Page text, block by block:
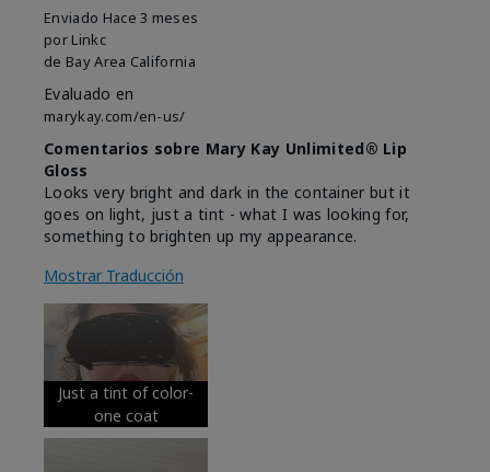
Enviado Hace 3 meses
por Linkc
de Bay Area California
Evaluado en
marykay.com/en-us/
Comentarios sobre Mary Kay Unlimited® Lip
Gloss
Looks very bright and dark in the container but it
goes on light, just a tint - what I was looking for,
something to brighten up my appearance.
Mostrar Traducción
Just a tint of color-
one coat